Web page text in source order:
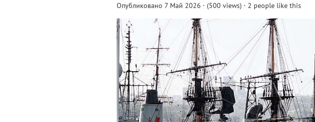
Опубликовано 7 Май 2026 · (500 views) · 2 people like this